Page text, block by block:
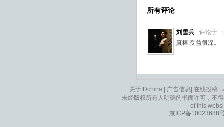
所有评论
刘雪兵 评论于
真棒,受益很深。
关于IDchina 广告信息 在线投稿
未经版权所有人明确的书面许可，不
of this
京ICP备10023688